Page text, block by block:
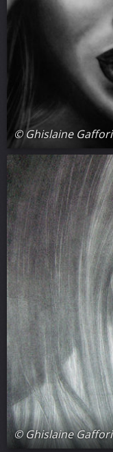
© Ghislaine Gaffori
© Ghislaine Gaffori